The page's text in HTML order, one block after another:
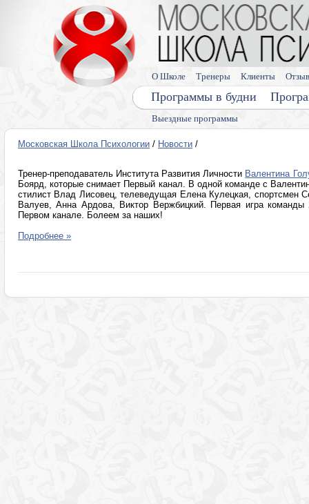
Выездные программы
Программы в будни
О Школе Тренеры Клиенты
Московская Школа Психологии / Новости /
Тренер-преподаватель Института Развития Личности Валентина
Боярд, которые снимает Первый канал. В одной команде с
стилист Влад Лисовец, телеведущая Eлена Кулецкая, спортсмен
Валуев, Анна Ардова, Виктор Вержбицкий. Первая игра
Первом канале. Болеем за наших!
Подробнее »